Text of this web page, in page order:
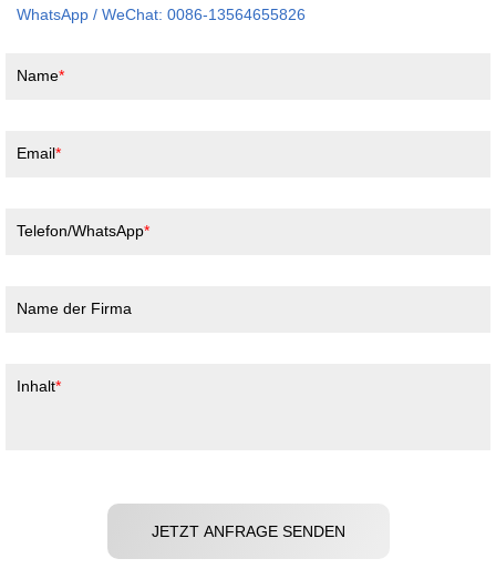
WhatsApp / WeChat: 0086-13564655826
Name
Email
Telefon/WhatsApp
Name der Firma
Inhalt
JETZT ANFRAGE SENDEN